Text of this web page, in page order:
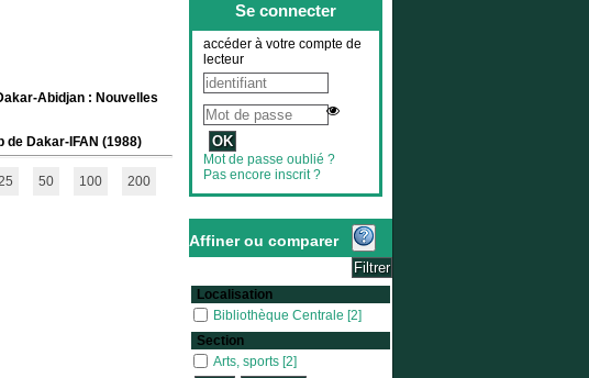
Abidjan : Nouvelles
Dakar-IFAN (1988)
50 100 200
Se connecter
accéder à votre compte de
lecteur
Mot de passe oublié ?
Pas encore inscrit ?
Affiner ou comparer
Localisation
Bibliothèque Centrale
Bibliothèque Centrale [2]
Section
Arts, sports
Arts, sports [2]